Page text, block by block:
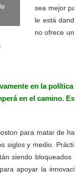
sea mejor
le está dando
no ofrece una
en la política
en el camino. Es
para matar de
siglos y medio.
siendo bloqueados
apoyar la